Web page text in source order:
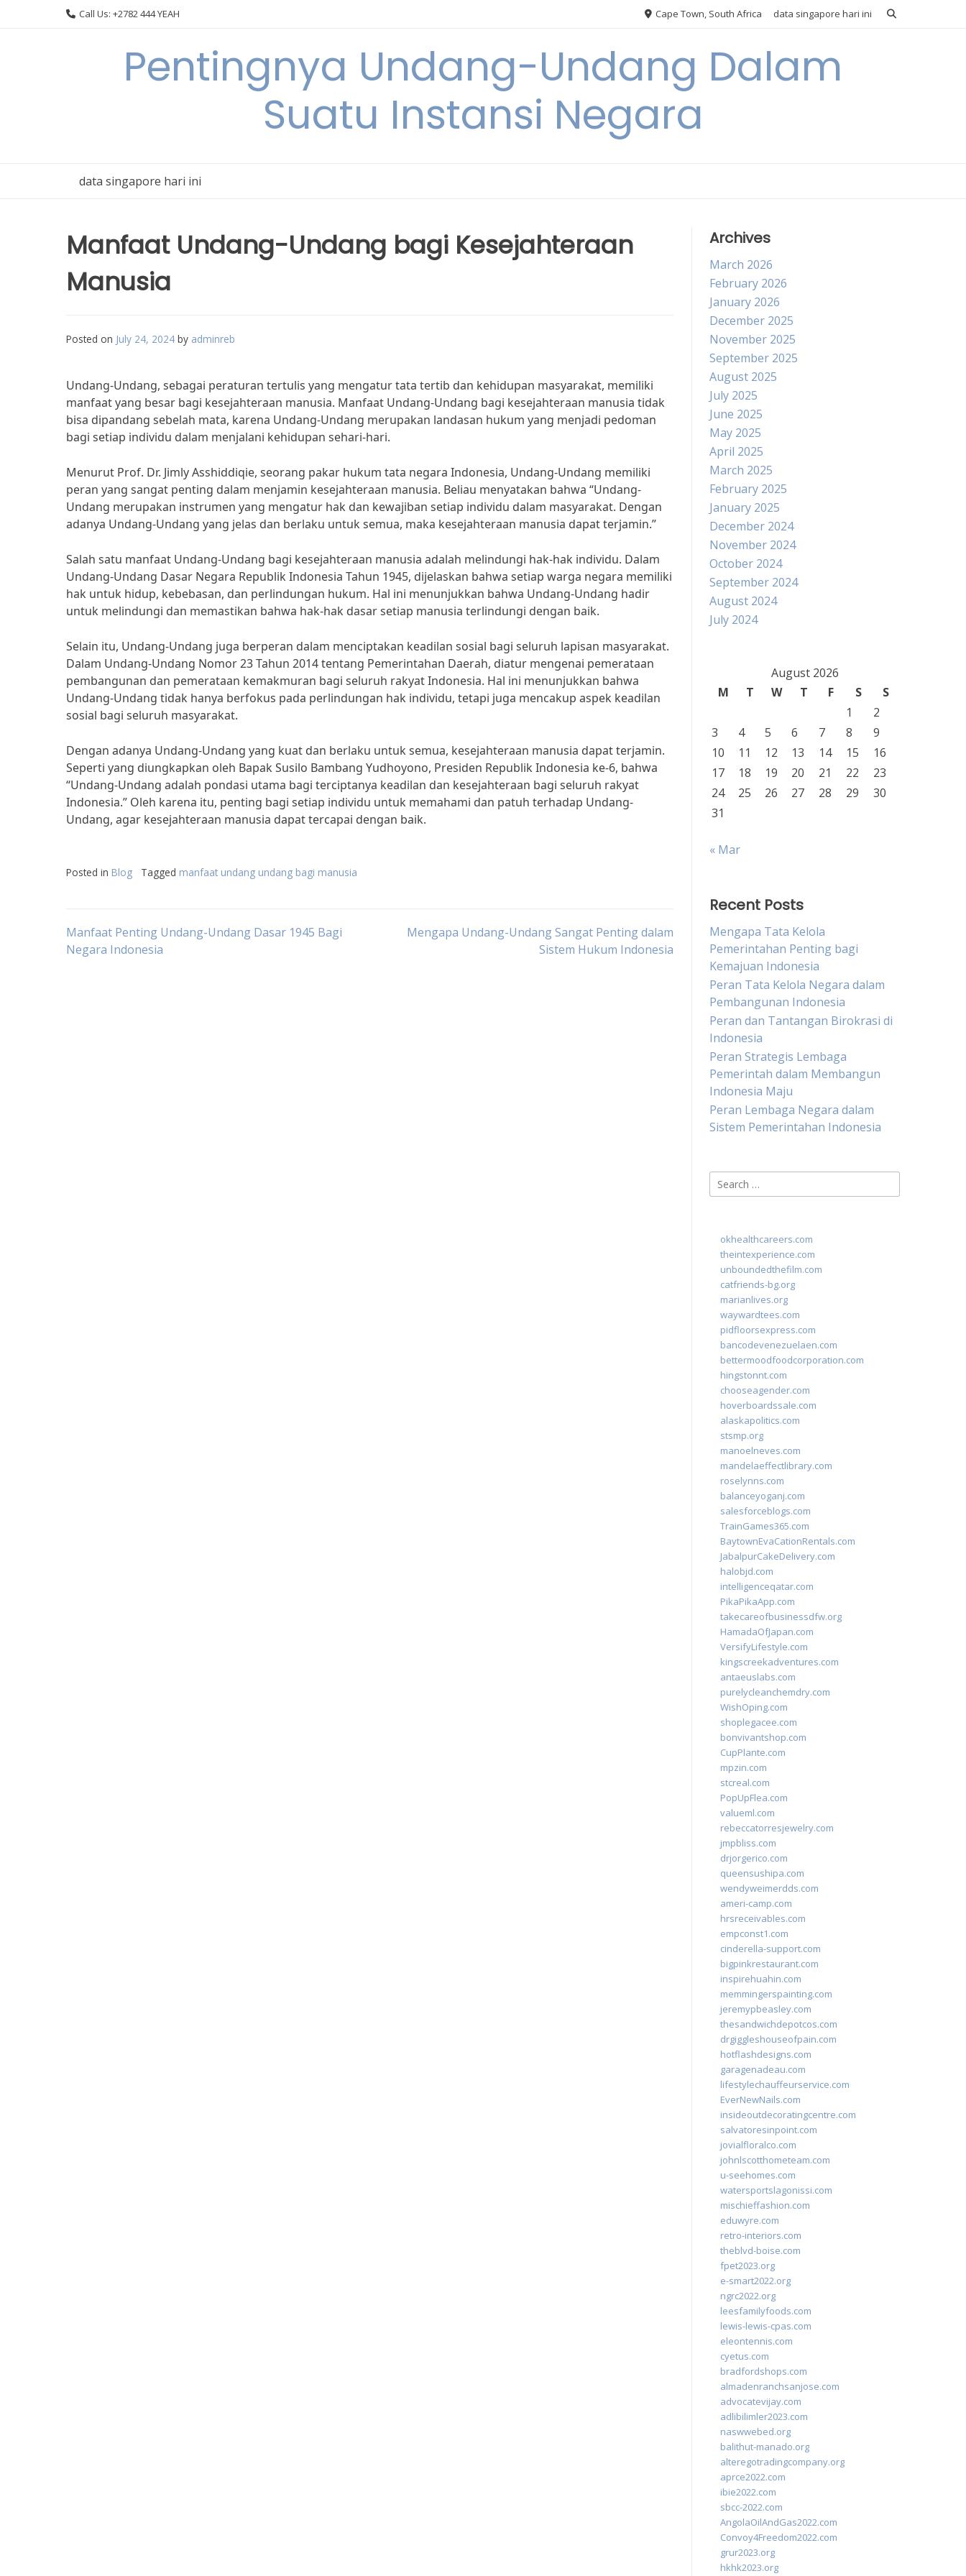
Call Us: +2782 444 YEAH Cape Town, South Africa data singapore hari ini
Pentingnya Undang-Undang Dalam
Suatu Instansi Negara
data singapore hari ini
Manfaat Undang-Undang bagi Kesejahteraan
Manusia
Posted on July 24, 2024 by adminreb
Undang-Undang, sebagai peraturan tertulis yang mengatur tata tertib dan kehidupan masyarakat, memiliki
manfaat yang besar bagi kesejahteraan manusia. Manfaat Undang-Undang bagi kesejahteraan manusia tidak
bisa dipandang sebelah mata, karena Undang-Undang merupakan landasan hukum yang menjadi pedoman
bagi setiap individu dalam menjalani kehidupan sehari-hari.
Menurut Prof. Dr. Jimly Asshiddiqie, seorang pakar hukum tata negara Indonesia, Undang-Undang memiliki
peran yang sangat penting dalam menjamin kesejahteraan manusia. Beliau menyatakan bahwa “Undang-
Undang merupakan instrumen yang mengatur hak dan kewajiban setiap individu dalam masyarakat. Dengan
adanya Undang-Undang yang jelas dan berlaku untuk semua, maka kesejahteraan manusia dapat terjamin.”
Salah satu manfaat Undang-Undang bagi kesejahteraan manusia adalah melindungi hak-hak individu. Dalam
Undang-Undang Dasar Negara Republik Indonesia Tahun 1945, dijelaskan bahwa setiap warga negara memiliki
hak untuk hidup, kebebasan, dan perlindungan hukum. Hal ini menunjukkan bahwa Undang-Undang hadir
untuk melindungi dan memastikan bahwa hak-hak dasar setiap manusia terlindungi dengan baik.
Selain itu, Undang-Undang juga berperan dalam menciptakan keadilan sosial bagi seluruh lapisan masyarakat.
Dalam Undang-Undang Nomor 23 Tahun 2014 tentang Pemerintahan Daerah, diatur mengenai pemerataan
pembangunan dan pemerataan kemakmuran bagi seluruh rakyat Indonesia. Hal ini menunjukkan bahwa
Undang-Undang tidak hanya berfokus pada perlindungan hak individu, tetapi juga mencakup aspek keadilan
sosial bagi seluruh masyarakat.
Dengan adanya Undang-Undang yang kuat dan berlaku untuk semua, kesejahteraan manusia dapat terjamin.
Seperti yang diungkapkan oleh Bapak Susilo Bambang Yudhoyono, Presiden Republik Indonesia ke-6, bahwa
“Undang-Undang adalah pondasi utama bagi terciptanya keadilan dan kesejahteraan bagi seluruh rakyat
Indonesia.” Oleh karena itu, penting bagi setiap individu untuk memahami dan patuh terhadap Undang-
Undang, agar kesejahteraan manusia dapat tercapai dengan baik.
Posted in Blog Tagged manfaat undang undang bagi manusia
Post
Manfaat Penting Undang-Undang Dasar 1945 Bagi
Negara Indonesia
Mengapa Undang-Undang Sangat Penting dalam
Sistem Hukum Indonesia
Archives
March 2026
February 2026
January 2026
December 2025
November 2025
September 2025
August 2025
July 2025
June 2025
May 2025
April 2025
March 2025
February 2025
January 2025
December 2024
November 2024
October 2024
September 2024
August 2024
July 2024
August 2026
M
T W T F S
S
1
2
3
4 5 6 7 8
9
10
11 12 13 14 15
16
17
18 19 20 21 22
23
24
25 26 27 28 29
30
31
« Mar
Recent Posts
Mengapa Tata Kelola
Pemerintahan Penting bagi
Kemajuan Indonesia
Peran Tata Kelola Negara dalam
Pembangunan Indonesia
Peran dan Tantangan Birokrasi di
Indonesia
Peran Strategis Lembaga
Pemerintah dalam Membangun
Indonesia Maju
Peran Lembaga Negara dalam
Sistem Pemerintahan Indonesia
Search
for:
okhealthcareers.com
theintexperience.com
unboundedthefilm.com
catfriends-bg.org
marianlives.org
waywardtees.com
pidfloorsexpress.com
bancodevenezuelaen.com
bettermoodfoodcorporation.com
hingstonnt.com
chooseagender.com
hoverboardssale.com
alaskapolitics.com
stsmp.org
manoelneves.com
mandelaeffectlibrary.com
roselynns.com
balanceyoganj.com
salesforceblogs.com
TrainGames365.com
BaytownEvaCationRentals.com
JabalpurCakeDelivery.com
halobjd.com
intelligenceqatar.com
PikaPikaApp.com
takecareofbusinessdfw.org
HamadaOfJapan.com
VersifyLifestyle.com
kingscreekadventures.com
antaeuslabs.com
purelycleanchemdry.com
WishOping.com
shoplegacee.com
bonvivantshop.com
CupPlante.com
mpzin.com
stcreal.com
PopUpFlea.com
valueml.com
rebeccatorresjewelry.com
jmpbliss.com
drjorgerico.com
queensushipa.com
wendyweimerdds.com
ameri-camp.com
hrsreceivables.com
empconst1.com
cinderella-support.com
bigpinkrestaurant.com
inspirehuahin.com
memmingerspainting.com
jeremypbeasley.com
thesandwichdepotcos.com
drgiggleshouseofpain.com
hotflashdesigns.com
garagenadeau.com
lifestylechauffeurservice.com
EverNewNails.com
insideoutdecoratingcentre.com
salvatoresinpoint.com
jovialfloralco.com
johnlscotthometeam.com
u-seehomes.com
watersportslagonissi.com
mischieffashion.com
eduwyre.com
retro-interiors.com
theblvd-boise.com
fpet2023.org
e-smart2022.org
ngrc2022.org
leesfamilyfoods.com
lewis-lewis-cpas.com
eleontennis.com
cyetus.com
bradfordshops.com
almadenranchsanjose.com
advocatevijay.com
adlibilimler2023.com
naswwebed.org
balithut-manado.org
alteregotradingcompany.org
aprce2022.com
ibie2022.com
sbcc-2022.com
AngolaOilAndGas2022.com
Convoy4Freedom2022.com
grur2023.org
hkhk2023.org